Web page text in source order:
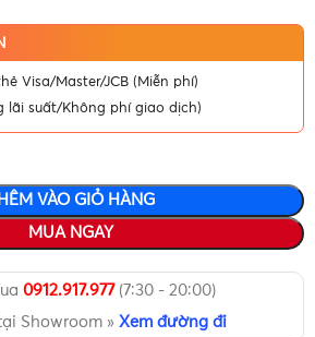
Visa/Master/JCB (Miễn phí)
lãi suất/Không phí giao dịch)
VÀO GIỎ HÀNG
MUA NGAY
0912.917.977(7:30 - 20:00)
Showroom » Xem đường đi